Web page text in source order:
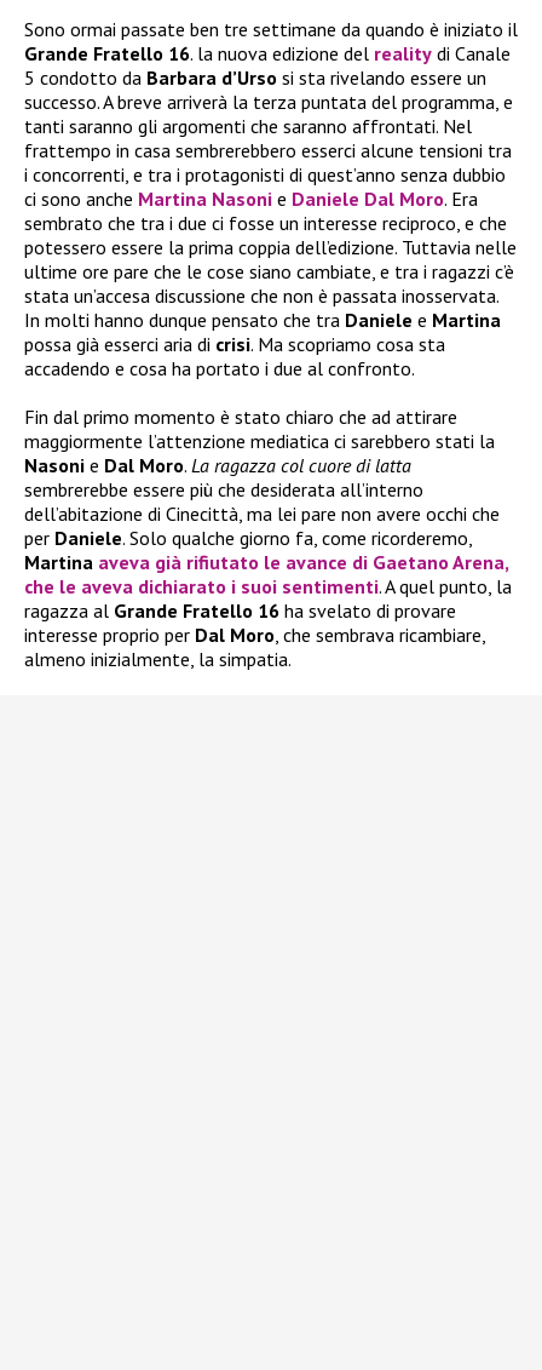
Sono ormai passate ben tre settimane da quando è iniziato il
Grande Fratello 16. la nuova edizione del reality di Canale
5 condotto da Barbara d’Urso si sta rivelando essere un
successo. A breve arriverà la terza puntata del programma, e
tanti saranno gli argomenti che saranno affrontati. Nel
frattempo in casa sembrerebbero esserci alcune tensioni tra
i concorrenti, e tra i protagonisti di quest’anno senza dubbio
ci sono anche Martina Nasoni e Daniele Dal Moro. Era
sembrato che tra i due ci fosse un interesse reciproco, e che
potessero essere la prima coppia dell’edizione. Tuttavia nelle
ultime ore pare che le cose siano cambiate, e tra i ragazzi c’è
stata un’accesa discussione che non è passata inosservata.
In molti hanno dunque pensato che tra Daniele e Martina
possa già esserci aria di crisi. Ma scopriamo cosa sta
accadendo e cosa ha portato i due al confronto.
Fin dal primo momento è stato chiaro che ad attirare
maggiormente l’attenzione mediatica ci sarebbero stati la
Nasoni e Dal Moro. La ragazza col cuore di latta
sembrerebbe essere più che desiderata all’interno
dell’abitazione di Cinecittà, ma lei pare non avere occhi che
per Daniele. Solo qualche giorno fa, come ricorderemo,
Martina aveva già rifiutato le avance di Gaetano Arena,
che le aveva dichiarato i suoi sentimenti. A quel punto, la
ragazza al Grande Fratello 16 ha svelato di provare
interesse proprio per Dal Moro, che sembrava ricambiare,
almeno inizialmente, la simpatia.